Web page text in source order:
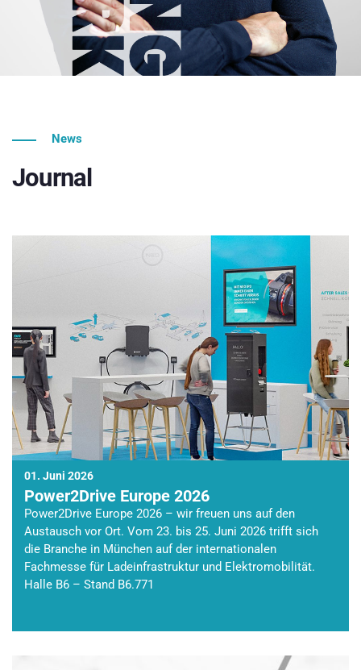
News
Journal
01. Juni 2026
Power2Drive Europe 2026
Power2Drive Europe 2026 – wir freuen uns auf den
Austausch vor Ort. Vom 23. bis 25. Juni 2026 trifft sich
die Branche in München auf der internationalen
Fachmesse für Ladeinfrastruktur und Elektromobilität.
Halle B6 – Stand B6.771